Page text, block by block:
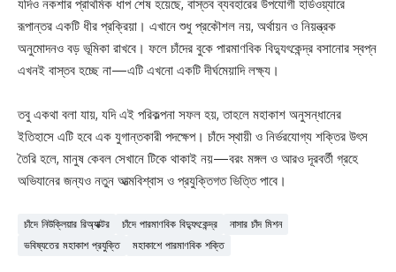
যদিও নকশার প্রাথমিক ধাপ শেষ হয়েছে, বাস্তব ব্যবহারের উপযোগী হার্ডওয়্যারে
রূপান্তর একটি ধীর প্রক্রিয়া। এখানে শুধু প্রকৌশল নয়, অর্থায়ন ও নিয়ন্ত্রক
অনুমোদনও বড় ভূমিকা রাখবে। ফলে চাঁদের বুকে পারমাণবিক বিদ্যুৎকেন্দ্র বসানোর স্বপ্ন
এখনই বাস্তব হচ্ছে না—এটি এখনো একটি দীর্ঘমেয়াদি লক্ষ্য।
তবু একথা বলা যায়, যদি এই পরিকল্পনা সফল হয়, তাহলে মহাকাশ অনুসন্ধানের
ইতিহাসে এটি হবে এক যুগান্তকারী পদক্ষেপ। চাঁদে স্থায়ী ও নির্ভরযোগ্য শক্তির উৎস
তৈরি হলে, মানুষ কেবল সেখানে টিকে থাকাই নয়—বরং মঙ্গল ও আরও দূরবর্তী গ্রহে
অভিযানের জন্যও নতুন আত্মবিশ্বাস ও প্রযুক্তিগত ভিত্তি পাবে।
চাঁদে নিউক্লিয়ার রিঅ্যাক্টর চাঁদে পারমাণবিক বিদ্যুৎকেন্দ্র
নাসার চাঁদ মিশন
ভবিষ্যতের মহাকাশ প্রযুক্তি
মহাকাশে পারমাণবিক শক্তি